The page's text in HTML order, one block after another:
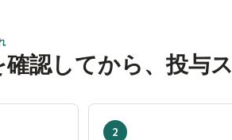
確認してから、投与
2